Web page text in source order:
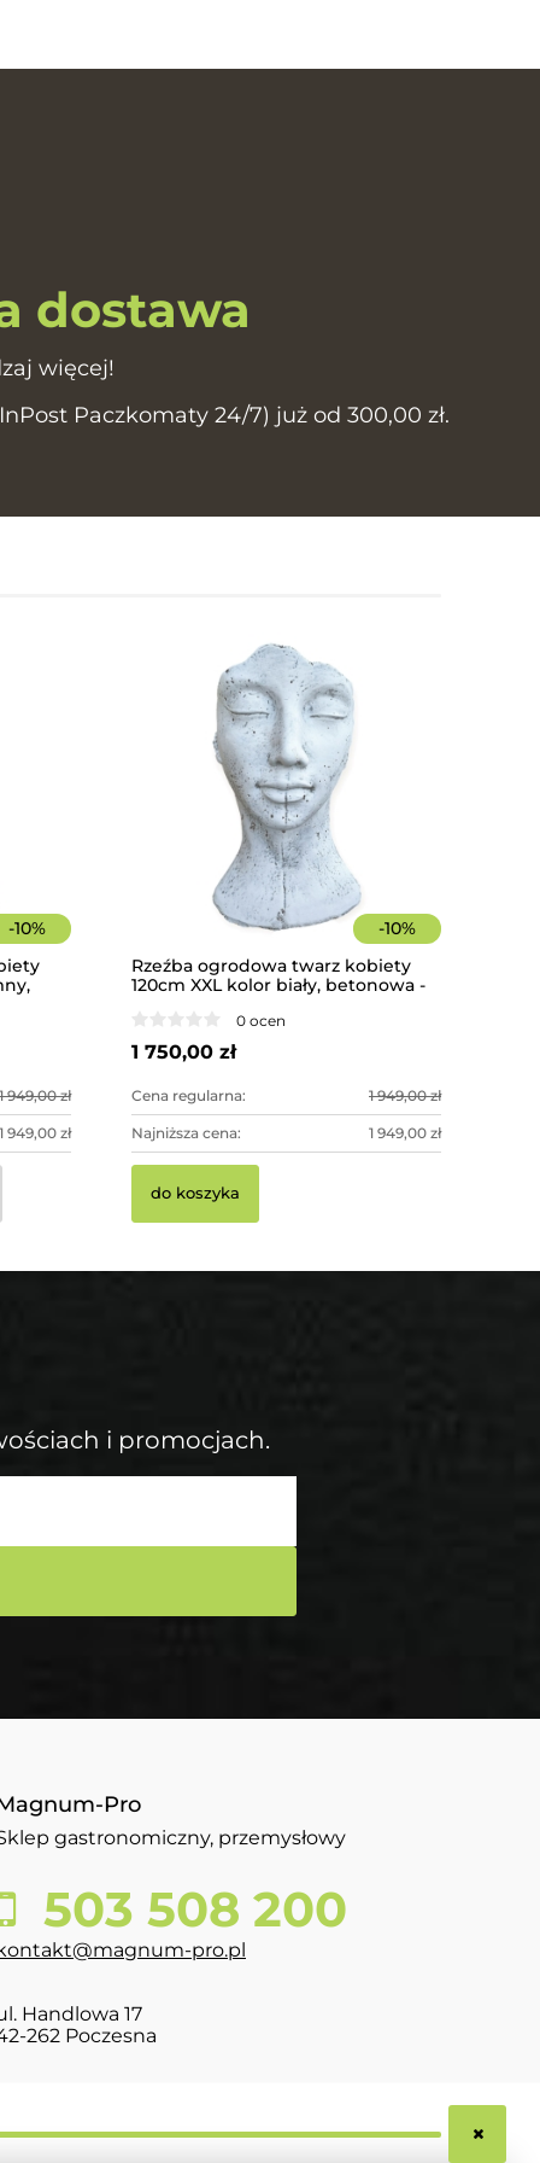
dostawa
więcej!
Paczkomaty 24/7) już od 300,00 zł.
-10%
949,00 zł
949,00 zł
-10%
Rzeźba ogrodowa twarz kobiety
120cm XXL kolor biały, betonowa -
0 ocen
1 750,00 zł
Cena regularna: 1 949,00 zł
Najniższa cena: 1 949,00 zł
do koszyka
i promocjach.
Pro
gastronomiczny, przemysłowy
503 508 200
pro.pl
Handlowa 17
262 Poczesna